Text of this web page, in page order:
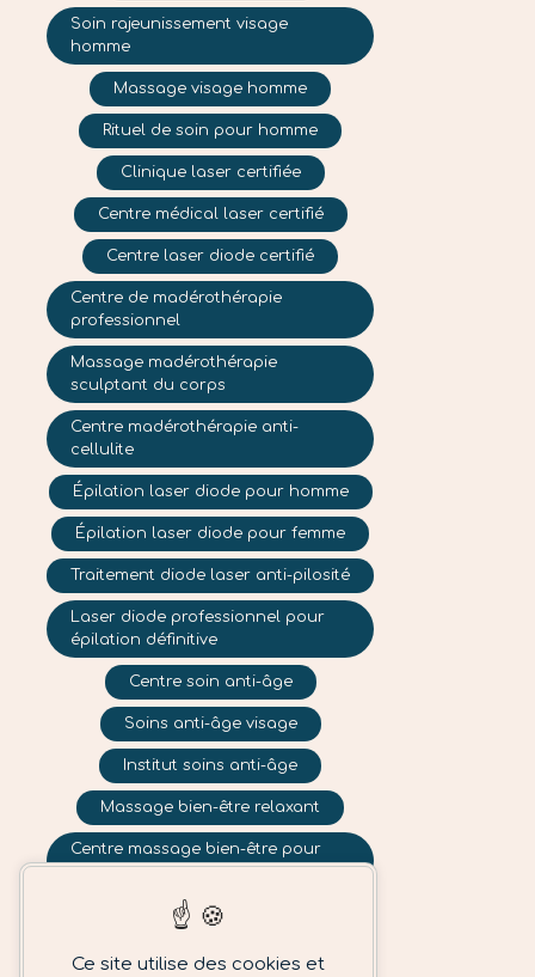
Soin rajeunissement visage
homme
Massage visage homme
Rituel de soin pour homme
Clinique laser certifiée
Centre médical laser certifié
Centre laser diode certifié
Centre de madérothérapie
professionnel
Massage madérothérapie
sculptant du corps
Centre madérothérapie anti-
cellulite
Épilation laser diode pour homme
Épilation laser diode pour femme
Traitement diode laser anti-pilosité
Laser diode professionnel pour
épilation définitive
Centre soin anti-âge
Soins anti-âge visage
Institut soins anti-âge
Massage bien-être relaxant
Centre massage bien-être pour
hommes et femmes
Centre photorajeunissement
Traitement lumière pulsée
Ce site utilise des cookies et